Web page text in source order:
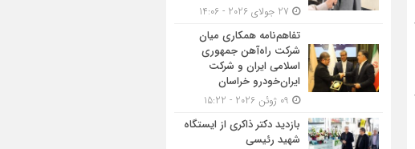
تفاهم‌نامه همکاری میان
شرکت راه‌آهن جمهوری
اسلامی ایران و شرکت
ایران‌خودرو خراسان
بازدید دکتر ذاکری از ایستگاه
شهید رئیسی